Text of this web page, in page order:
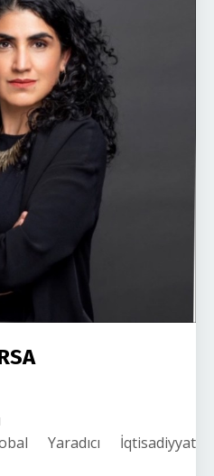
Yaradıcı İqtisadiyyat